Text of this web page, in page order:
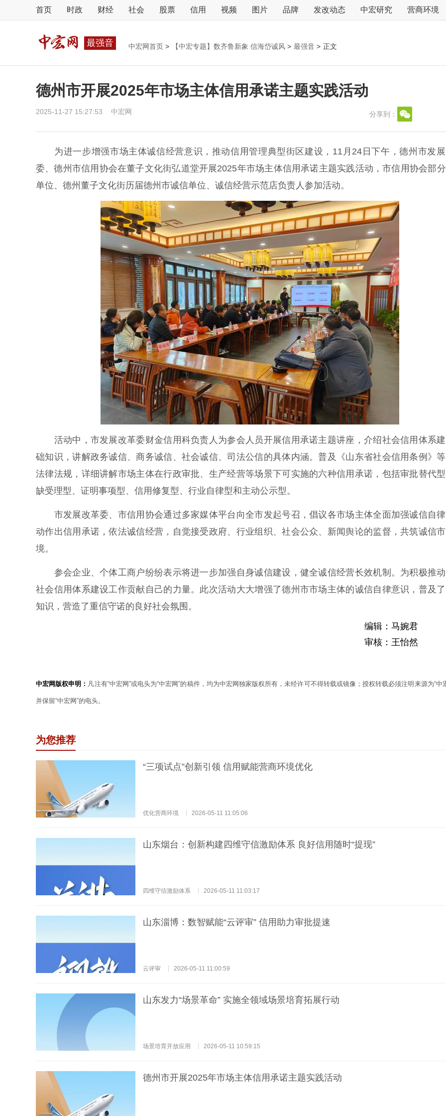
首页 时政 财经 社会 股票 信用 视频 图片 品牌 发改动态 中宏研究 营商环境
最强音 中宏网首页 > 【中宏专题】数齐鲁新象 信海岱诚风 > 最强音 > 正文
德州市开展2025年市场主体信用承诺主题实践活动
2025-11-27 15:27:53 中宏网 分享到：
为进一步增强市场主体诚信经营意识，推动信用管理典型街区建设，11月24日下午，德州市发
委、德州市信用协会在董子文化街弘道堂开展2025年市场主体信用承诺主题实践活动，市信用协会部
单位、德州董子文化街历届德州市诚信单位、诚信经营示范店负责人参加活动。
活动中，市发展改革委财金信用科负责人为参会人员开展信用承诺主题讲座，介绍社会信用体系
础知识，讲解政务诚信、商务诚信、社会诚信、司法公信的具体内涵。普及《山东省社会信用条例》
法律法规，详细讲解市场主体在行政审批、生产经营等场景下可实施的六种信用承诺，包括审批替代
缺受理型、证明事项型、信用修复型、行业自律型和主动公示型。
市发展改革委、市信用协会通过多家媒体平台向全市发起号召，倡议各市场主体全面加强诚信自
动作出信用承诺，依法诚信经营，自觉接受政府、行业组织、社会公众、新闻舆论的监督，共筑诚信
境。
参会企业、个体工商户纷纷表示将进一步加强自身诚信建设，健全诚信经营长效机制。为积极推
社会信用体系建设工作贡献自己的力量。此次活动大大增强了德州市市场主体的诚信自律意识，普及
知识，营造了重信守诺的良好社会氛围。
编辑：马婉君
审核：王怡然
中宏网版权申明： 凡注有“中宏网”或电头为“中宏网”的稿件，均为中宏网独家版权所有，未经许可不得转载或镜像；授权转载必须注明来源为“中
并保留“中宏网”的电头。
为您推荐
“三项试点”创新引领 信用赋能营商环境优化
优化营商环境 2026-05-11 11:05:06
山东烟台：创新构建四维守信激励体系 良好信用随时“提现”
四维守信激励体系 2026-05-11 11:03:17
山东淄博：数智赋能“云评审” 信用助力审批提速
云评审 2026-05-11 11:00:59
山东发力“场景革命” 实施全领域场景培育拓展行动
场景培育开放应用 2026-05-11 10:59:15
德州市开展2025年市场主体信用承诺主题实践活动